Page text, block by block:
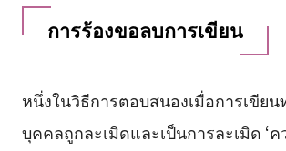
การร้องขอลบการเขียน
หนึ่งในวิธีการตอบสนองเมื่อการเขีย
บุคคลถูกละเมิดและเป็นการละเมิด ‘